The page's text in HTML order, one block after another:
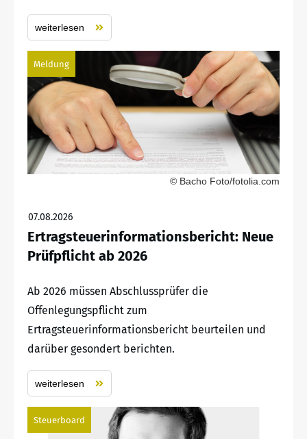
weiterlesen
Meldung
© Bacho Foto/fotolia.com
07.08.2026
Ertragsteuerinformationsbericht: Neue
Prüfpflicht ab 2026
Ab 2026 müssen Abschlussprüfer die
Offenlegungspflicht zum
Ertragsteuerinformationsbericht beurteilen und
darüber gesondert berichten.
weiterlesen
Steuerboard